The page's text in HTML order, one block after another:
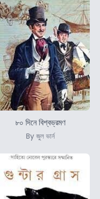
৮০ দিনে বিশ্বভ্রমণ
By জুল ভার্ন